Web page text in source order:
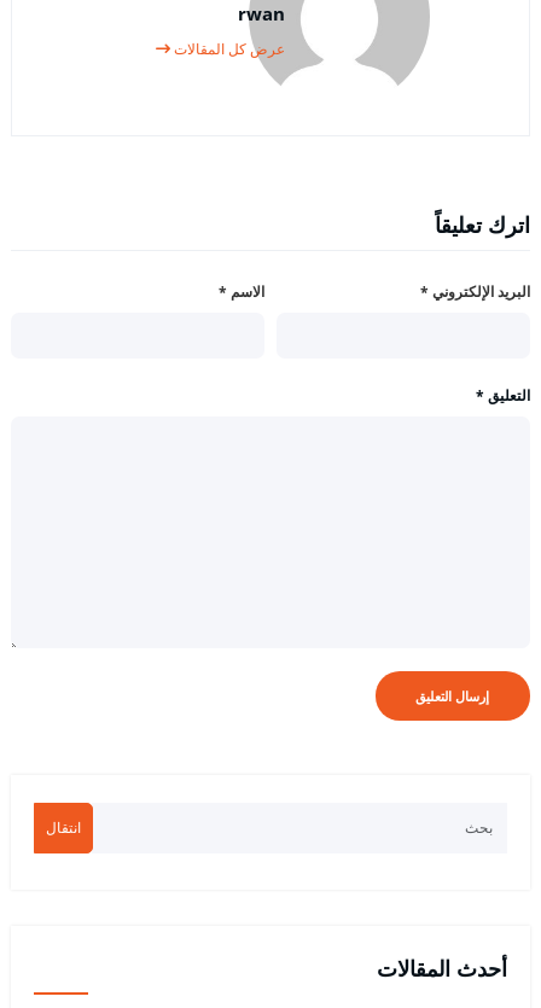
rwan
عرض كل المقالات
اترك تعليقاً
الاسم * البريد الإلكتروني *
التعليق *
انتقال
أحدث المقالات